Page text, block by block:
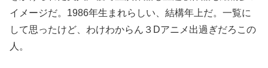
イメージだ。1986年生まれらしい、結構年上だ。一覧に
して思ったけど、わけわからん３Dアニメ出過ぎだろこの
人。